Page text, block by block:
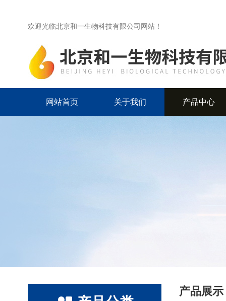
欢迎光临北京和一生物科技有限公司网站！
网站首页 关于我们 产品中心
产品展示